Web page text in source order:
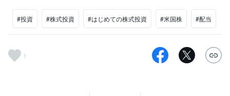
#投資 #株式投資 #はじめての株式投資 #米国株 #配当
1